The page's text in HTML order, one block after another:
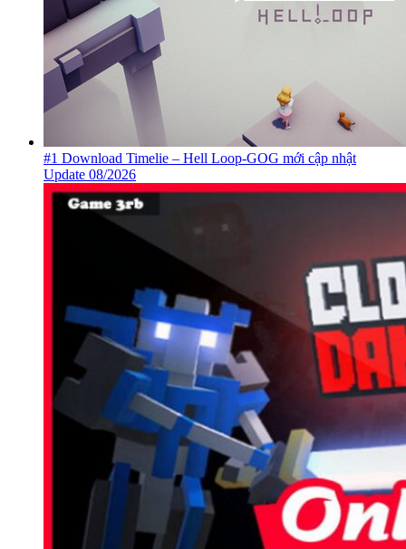
#1 Download Timelie – Hell Loop-GOG mới cập nhật
Update 08/2026